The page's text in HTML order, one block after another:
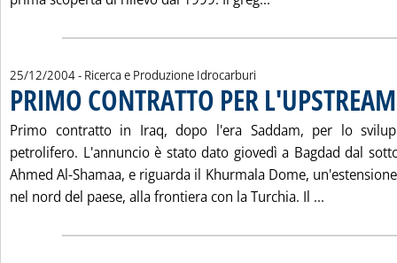
25/12/2004- Ricerca e Produzione Idrocarburi
PRIMO CONTRATTO PER
Primo contratto in Iraq, dopo l'era Saddam, per lo
petrolifero. L'annuncio è stato dato giovedì a Bagdad dal
Ahmed Al-Shamaa, e riguarda il Khurmala Dome,
nel nord del paese, alla frontiera con la Turchia. Il ...